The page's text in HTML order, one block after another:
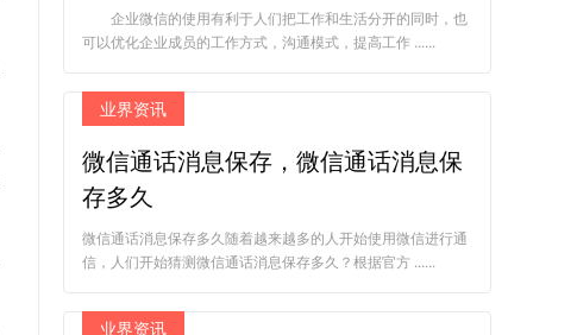
企业微信的使用有利于人们把工作和生活分开的同时，也
可以优化企业成员的工作方式，沟通模式，提高工作 ......
业界资讯
微信通话消息保存，微信通话消息保
存多久
微信通话消息保存多久随着越来越多的人开始使用微信进行通
信，人们开始猜测微信通话消息保存多久？根据官方 ......
业界资讯